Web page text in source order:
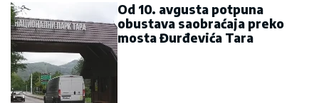
Od 10. avgusta potpuna
obustava saobraćaja preko
mosta Đurđevića Tara